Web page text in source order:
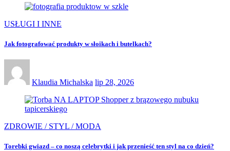
USŁUGI I INNE
Jak fotografować produkty w słoikach i butelkach?
Klaudia Michalska lip 28, 2026
ZDROWIE / STYL / MODA
Torebki gwiazd – co noszą celebrytki i jak przenieść ten styl na co dzień?